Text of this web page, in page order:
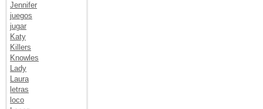
Jennifer
juegos
jugar
Katy
Killers
Knowles
Lady
Laura
letras
loco